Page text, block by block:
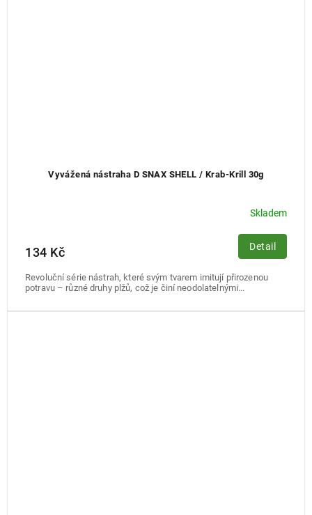
Vyvážená nástraha D SNAX SHELL / Krab-Krill 30g
Skladem
134 Kč Detail
Revoluční série nástrah, které svým tvarem imitují přirozenou
potravu – různé druhy plžů, což je činí neodolatelnými...